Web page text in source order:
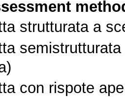
strutturata a
con rispote